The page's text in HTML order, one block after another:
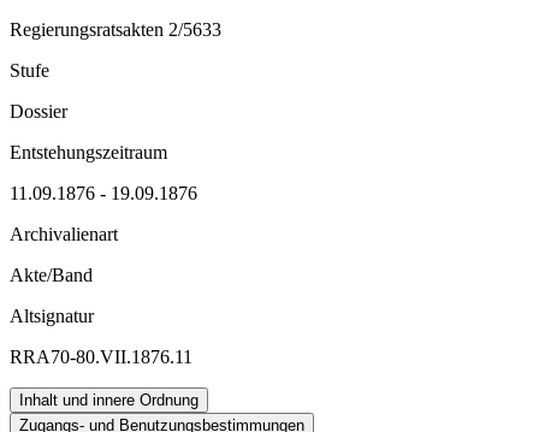
Regierungsratsakten 2/5633
Stufe
Dossier
Entstehungszeitraum
11.09.1876 - 19.09.1876
Archivalienart
Akte/Band
Altsignatur
RRA70-80.VII.1876.11
Inhalt und innere Ordnung
Zugangs- und Benutzungsbestimmungen